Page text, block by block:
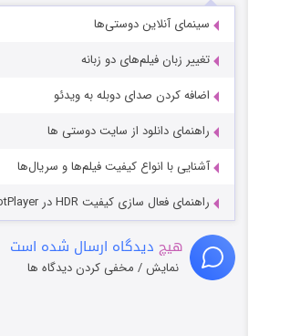
سینمای آنلاین دوستی‌ها
تغییر زبان فیلم‌های دو زبانه
اضافه کردن صدای دوبله به ویدئو
راهنمای دانلود از سایت دوستی ها
آشنایی با انواع کیفیت فیلم‌ها و سریال‌ها
راهنمای فعال سازی کیفیت HDR در PotPlayer
هیچ دیدگاه ارسال شده است
نمایش / مخفی کردن دیدگاه ها